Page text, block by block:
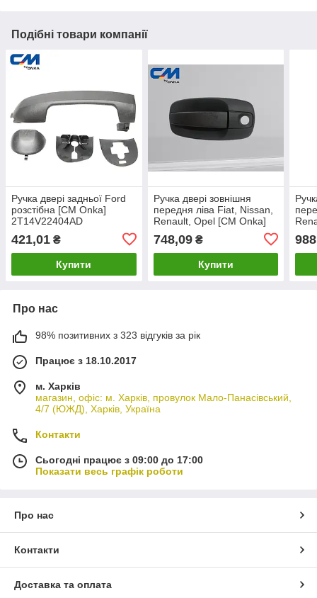
Подібні товари компанії
Ручка двері задньої Ford
розстібна [СМ Onka]
2T14V22404AD
421,01 ₴
Купити
Ручка двері зовнішня
передня ліва Fiat, Nissan,
Renault, Opel [СМ Onka]
748,09₴
Купити
Про нас
98% позитивних з 323 відгуків за рік
Працює з 18.10.2017
м. Харків
магазин, офіс: м. Харків, провулок Мало-Панасівський,
4/7 (ЮЖД), Харків, Україна
Контакти
Сьогодні працює з 09:00 до 17:00
Показати весь графік роботи
Про нас
Контакти
Доставка та оплата